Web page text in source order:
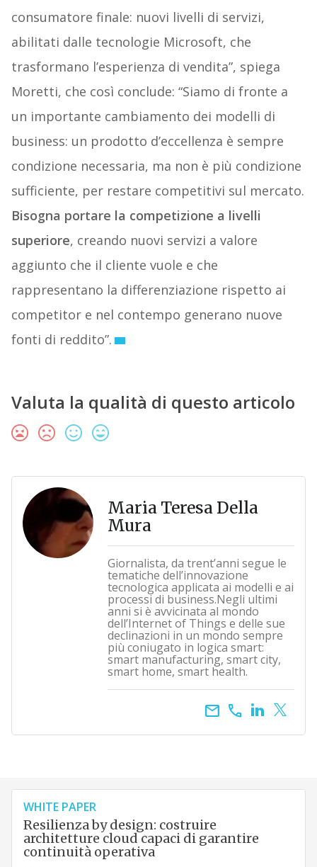
consumatore finale: nuovi livelli di servizi,
abilitati dalle tecnologie Microsoft, che
trasformano l’esperienza di vendita”, spiega
Moretti, che così conclude: “Siamo di fronte a
un importante cambiamento dei modelli di
business: un prodotto d’eccellenza è sempre
condizione necessaria, ma non è più condizione
sufficiente, per restare competitivi sul mercato.
Bisogna portare la competizione a livelli
superiore, creando nuovi servizi a valore
aggiunto che il cliente vuole e che
rappresentano la differenziazione rispetto ai
competitor e nel contempo generano nuove
fonti di reddito”.
Valuta la qualità di questo articolo
Maria Teresa Della
Mura
Giornalista, da trent’anni segue le
tematiche dell’innovazione
tecnologica applicata ai modelli e ai
processi di business.Negli ultimi
anni si è avvicinata al mondo
dell’Internet of Things e delle sue
declinazioni in un mondo sempre
più coniugato in logica smart:
smart manufacturing, smart city,
smart home, smart health.
call
email
WHITE PAPER
Resilienza by design: costruire
architetture cloud capaci di garantire
continuità operativa